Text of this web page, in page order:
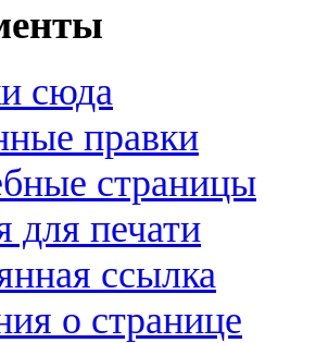
сюда
правки
страницы
для печати
ссылка
о странице